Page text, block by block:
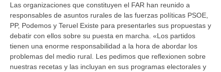
Las organizaciones que constituyen el FAR han reunido a
responsables de asuntos rurales de las fuerzas políticas PSOE,
PP, Podemos y Teruel Existe para presentarles sus propuestas y
debatir con ellos sobre su puesta en marcha. «Los partidos
tienen una enorme responsabilidad a la hora de abordar los
problemas del medio rural. Les pedimos que reflexionen sobre
nuestras recetas y las incluyan en sus programas electorales y